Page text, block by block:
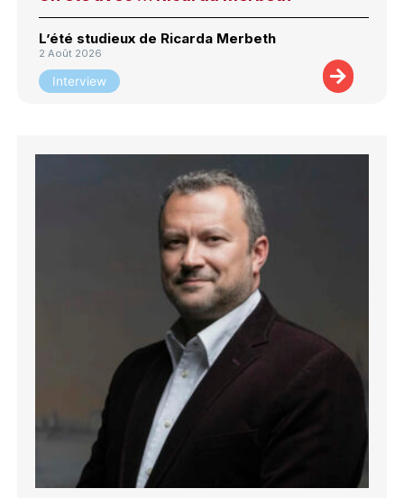
L’été studieux de Ricarda Merbeth
2 Août 2026
Interview